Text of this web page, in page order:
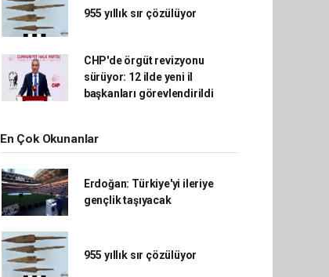
955 yıllık sır çözülüyor
CHP'de örgüt revizyonu
sürüyor: 12 ilde yeni il
başkanları görevlendirildi
En Çok Okunanlar
Erdoğan: Türkiye'yi ileriye
gençlik taşıyacak
955 yıllık sır çözülüyor